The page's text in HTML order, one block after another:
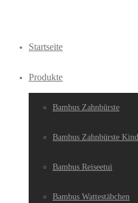
Startseite
Produkte
Bambus Zahnbürste
Bambus Zahnbürste
Bambus Reiseetui
Bambus Wattestäbchen